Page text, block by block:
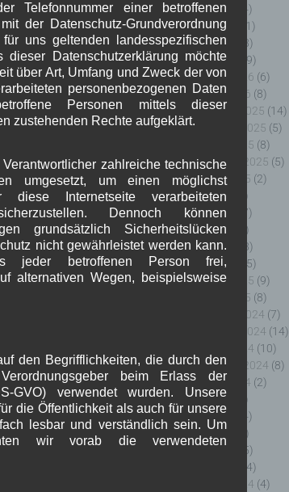
eineGRZvon etwa 0,45 –
jedoch nicht dem
liegt und somit§ 19
Zustand
Kfz-Stellplätze
einzuhalten.
ist gem. § 34
und Bebauung geben.
Grundstücks hält Zahler
0,2, der Einhaltung der
Teilung und Bebauung
Berwein, der das
und notwendige
werden müssten.
60 m.
der Isar hindurch ins
Juni 2026
(4)
Mai 2026
(11)
April 2026
(8)
März 2026
(9)
Februar 2026 (6)
Januar 2026 (8)
Dezember 2025 (14)
November 2025 (5)
Oktober 2025 (8)
September 2025 (5)
August 2025 (2)
Juli 2025
(9)
Juni 2025
(7)
Mai 2025
(3)
April 2025
(8)
März 2025
(5)
Februar 2025 (9)
Januar 2025 (8)
Dezember 2024 (7)
November 2024 (14)
Oktober 2024 (10)
September 2024 (8)
August 2024 (2)
Juli 2024
(9)
Juni 2024
(4)
Mai 2024
(4)
(5)
(4)
Februar 2024 (4)
Telefonnummer einer betroffenen
der Datenschutz-Grundverordnung
uns geltenden landesspezifischen
dieser Datenschutzerklärung möchte
über Art, Umfang und Zweck der von
personenbezogenen Daten
Personen mittels dieser
zustehenden Rechte aufgeklärt.
zahlreiche technische
umgesetzt, um einen möglichst
Internetseite verarbeiteten
Dennoch können
grundsätzlich Sicherheitslücken
nicht gewährleistet werden kann.
jeder betroffenen Person frei,
alternativen Wegen, beispielsweise
den Begrifflichkeiten, die durch den
beim Erlass der
GVO) verwendet wurden. Unsere
die Öffentlichkeit als auch für unsere
lesbar und verständlich sein. Um
wir vorab die verwendeten